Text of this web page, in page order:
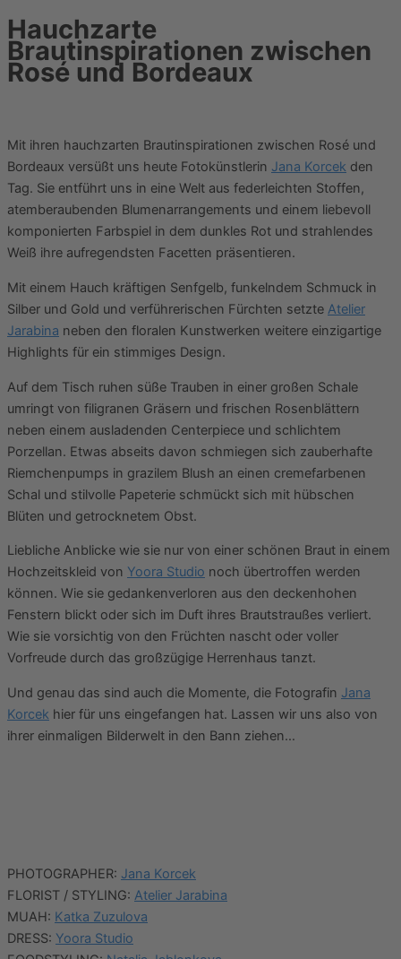
Hauchzarte
Brautinspirationen zwischen
Rosé und Bordeaux
Mit ihren hauchzarten Brautinspirationen zwischen Rosé und
Bordeaux versüßt uns heute Fotokünstlerin Jana Korcek den
Tag. Sie entführt uns in eine Welt aus federleichten Stoffen,
atemberaubenden Blumenarrangements und einem liebevoll
komponierten Farbspiel in dem dunkles Rot und strahlendes
Weiß ihre aufregendsten Facetten präsentieren.
Mit einem Hauch kräftigen Senfgelb, funkelndem Schmuck in
Silber und Gold und verführerischen Fürchten setzte Atelier
Jarabina neben den floralen Kunstwerken weitere einzigartige
Highlights für ein stimmiges Design.
Auf dem Tisch ruhen süße Trauben in einer großen Schale
umringt von filigranen Gräsern und frischen Rosenblättern
neben einem ausladenden Centerpiece und schlichtem
Porzellan. Etwas abseits davon schmiegen sich zauberhafte
Riemchenpumps in grazilem Blush an einen cremefarbenen
Schal und stilvolle Papeterie schmückt sich mit hübschen
Blüten und getrocknetem Obst.
Liebliche Anblicke wie sie nur von einer schönen Braut in einem
Hochzeitskleid von Yoora Studio noch übertroffen werden
können. Wie sie gedankenverloren aus den deckenhohen
Fenstern blickt oder sich im Duft ihres Brautstraußes verliert.
Wie sie vorsichtig von den Früchten nascht oder voller
Vorfreude durch das großzügige Herrenhaus tanzt.
Und genau das sind auch die Momente, die Fotografin Jana
Korcek hier für uns eingefangen hat. Lassen wir uns also von
ihrer einmaligen Bilderwelt in den Bann ziehen…
PHOTOGRAPHER: Jana Korcek
FLORIST / STYLING: Atelier Jarabina
MUAH: Katka Zuzulova
DRESS: Yoora Studio